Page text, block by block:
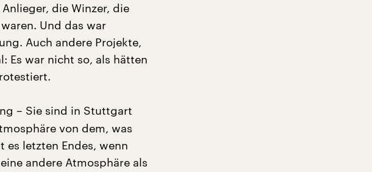
die Winzer, die
Und das war
Auch andere Projekte,
Es war nicht so, als hätten
– Sie sind in Stuttgart
von dem, was
es letzten Endes, wenn
andere Atmosphäre als